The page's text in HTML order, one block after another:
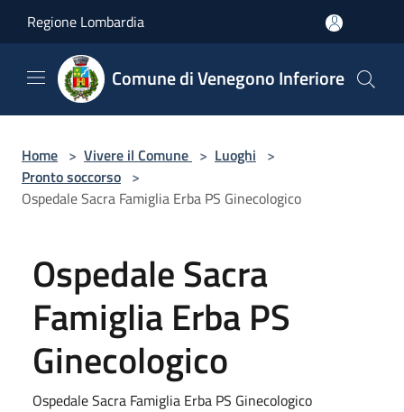
Regione Lombardia
Comune di Venegono Inferiore
Home > Vivere il Comune > Luoghi >
Pronto soccorso >
Ospedale Sacra Famiglia Erba PS Ginecologico
Ospedale Sacra
Famiglia Erba PS
Ginecologico
Ospedale Sacra Famiglia Erba PS Ginecologico